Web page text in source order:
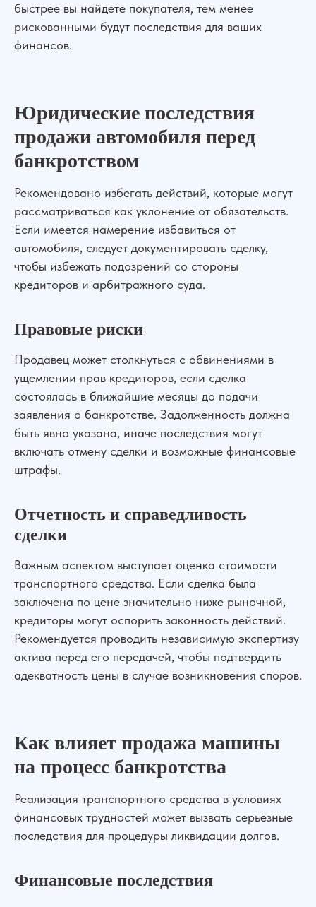
быстрее вы найдете покупателя, тем менее
рискованными будут последствия для ваших
финансов.
Юридические последствия
продажи автомобиля перед
банкротством
Рекомендовано избегать действий, которые могут
рассматриваться как уклонение от обязательств.
Если имеется намерение избавиться от
автомобиля, следует документировать сделку,
чтобы избежать подозрений со стороны
кредиторов и арбитражного суда.
Правовые риски
Продавец может столкнуться с обвинениями в
ущемлении прав кредиторов, если сделка
состоялась в ближайшие месяцы до подачи
заявления о банкротстве. Задолженность должна
быть явно указана, иначе последствия могут
включать отмену сделки и возможные финансовые
штрафы.
Отчетность и справедливость
сделки
Важным аспектом выступает оценка стоимости
транспортного средства. Если сделка была
заключена по цене значительно ниже рыночной,
кредиторы могут оспорить законность действий.
Рекомендуется проводить независимую экспертизу
актива перед его передачей, чтобы подтвердить
адекватность цены в случае возникновения споров.
Как влияет продажа машины
на процесс банкротства
Реализация транспортного средства в условиях
финансовых трудностей может вызвать серьёзные
последствия для процедуры ликвидации долгов.
Финансовые последствия